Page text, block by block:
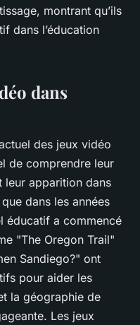
montrant qu’ils
dans l’éducation
dans
des jeux vidéo
de comprendre leur
leur apparition dans
dans les années
éducatif a commencé
"The Oregon Trail"
Sandiego?" ont
pour aider les
la géographie de
Les jeux